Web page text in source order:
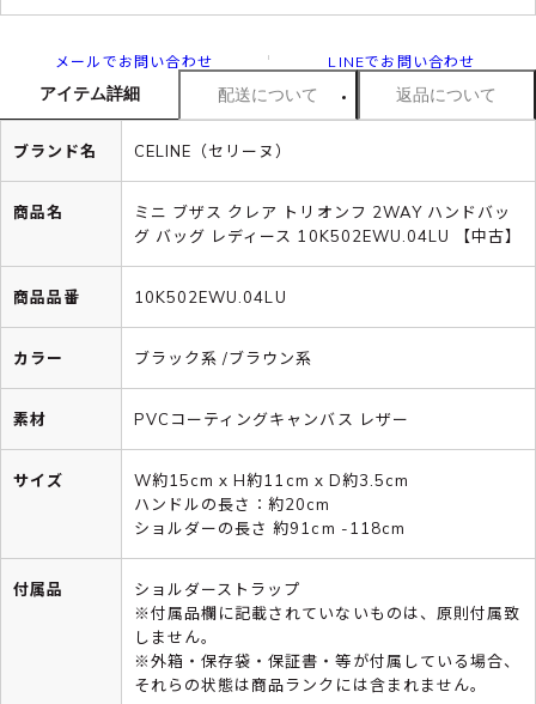
メールでお問い合わせ LINEでお問い合わせ
アイテム詳細 配送について 返品について
ブランド名 CELINE（セリーヌ）
商品名
ミニ ブザス クレア トリオンフ 2WAY ハンドバッ
グ バッグ レディース 10K502EWU.04LU 【中古】
商品品番 10K502EWU.04LU
カラー ブラック系 /ブラウン系
素材 PVCコーティングキャンバス レザー
サイズ
W約15cm x H約11cm x D約3.5cm
ハンドルの長さ：約20cm
ショルダーの長さ 約91cm -118cm
付属品
ショルダーストラップ
※付属品欄に記載されていないものは、原則付属致
しません。
※外箱・保存袋・保証書・等が付属している場合、
それらの状態は商品ランクには含まれません。